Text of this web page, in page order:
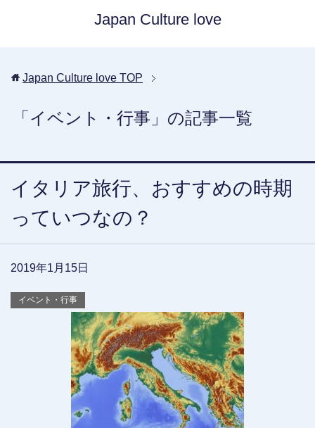
Japan Culture love
Japan Culture love TOP
「イベント・行事」の記事一覧
イタリア旅行、おすすめの時期
っていつなの？
2019年1月15日
イベント・行事